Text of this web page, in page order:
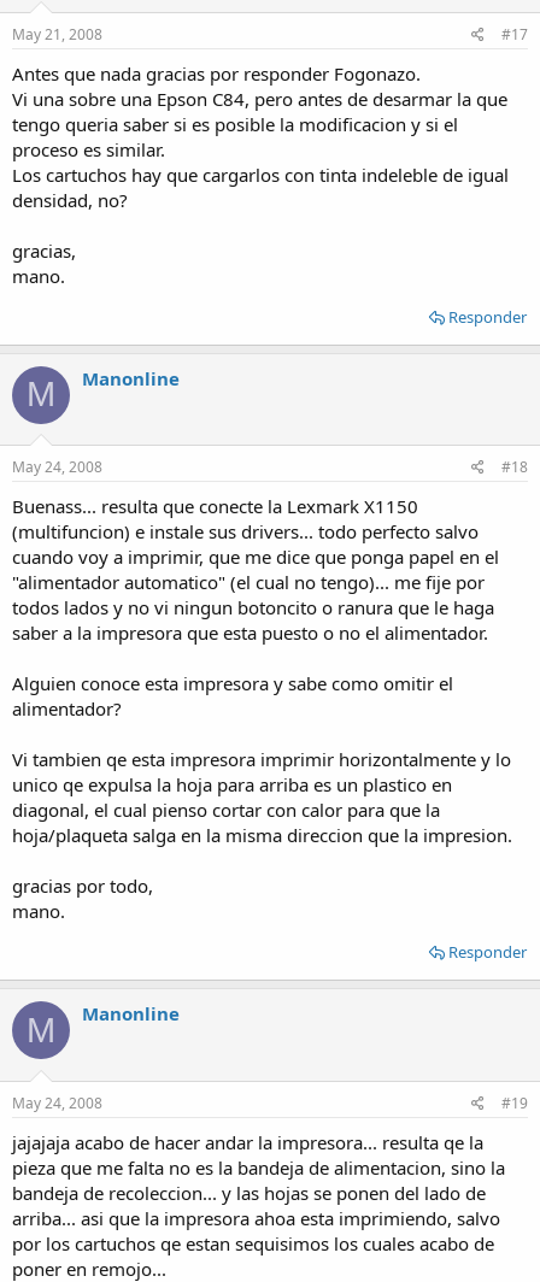
May 21, 2008 #17
Antes que nada gracias por responder Fogonazo.
Vi una sobre una Epson C84, pero antes de desarmar la que
tengo queria saber si es posible la modificacion y si el
proceso es similar.
Los cartuchos hay que cargarlos con tinta indeleble de igual
densidad, no?
gracias,
mano.
Responder
M Manonline
May 24, 2008 #18
Buenass... resulta que conecte la Lexmark X1150
(multifuncion) e instale sus drivers... todo perfecto salvo
cuando voy a imprimir, que me dice que ponga papel en el
"alimentador automatico" (el cual no tengo)... me fije por
todos lados y no vi ningun botoncito o ranura que le haga
saber a la impresora que esta puesto o no el alimentador.
Alguien conoce esta impresora y sabe como omitir el
alimentador?
Vi tambien qe esta impresora imprimir horizontalmente y lo
unico qe expulsa la hoja para arriba es un plastico en
diagonal, el cual pienso cortar con calor para que la
hoja/plaqueta salga en la misma direccion que la impresion.
gracias por todo,
mano.
Responder
M Manonline
May 24, 2008 #19
jajajaja acabo de hacer andar la impresora... resulta qe la
pieza que me falta no es la bandeja de alimentacion, sino la
bandeja de recoleccion... y las hojas se ponen del lado de
arriba... asi que la impresora ahoa esta imprimiendo, salvo
por los cartuchos qe estan sequisimos los cuales acabo de
poner en remojo...